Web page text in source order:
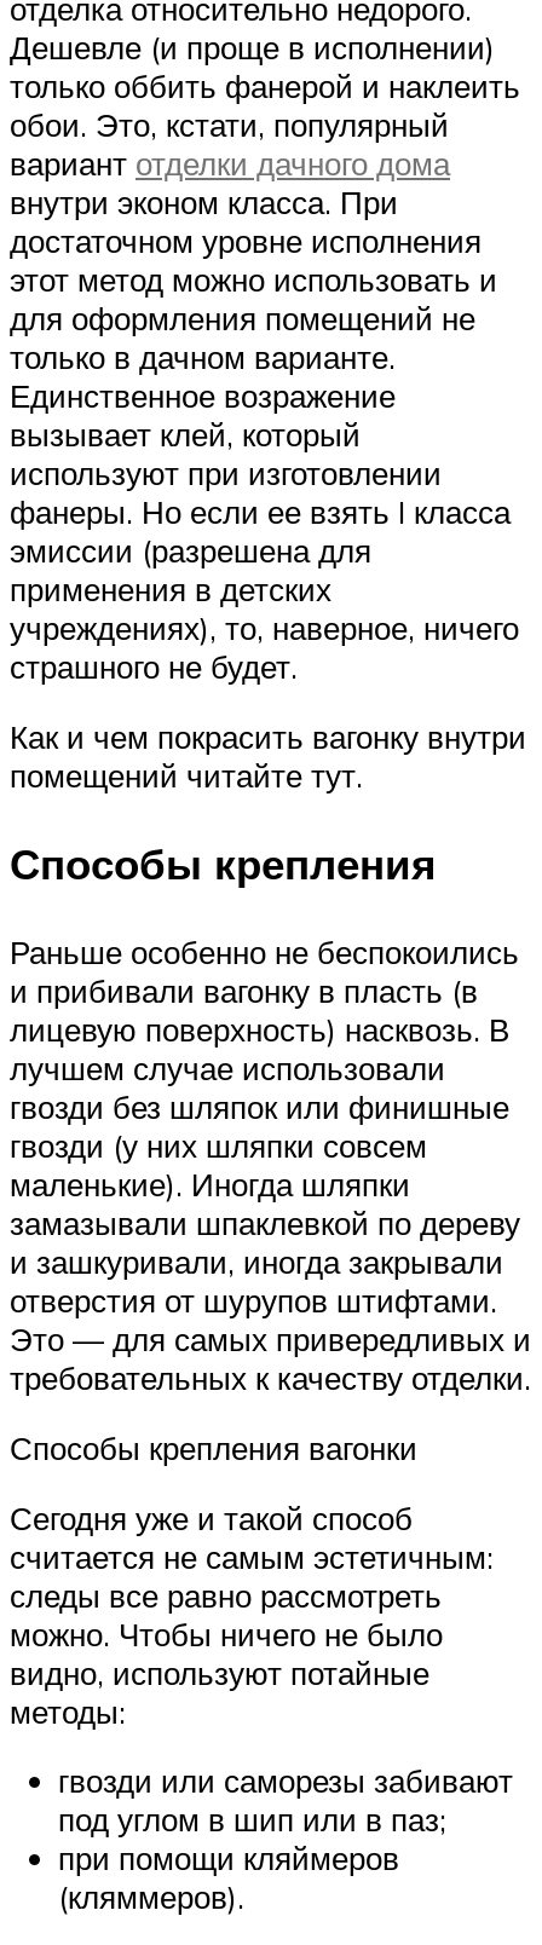
отделка относительно недорого.
Дешевле (и проще в исполнении)
только оббить фанерой и наклеить
обои. Это, кстати, популярный
вариант отделки дачного дома
внутри эконом класса. При
достаточном уровне исполнения
этот метод можно использовать и
для оформления помещений не
только в дачном варианте.
Единственное возражение
вызывает клей, который
используют при изготовлении
фанеры. Но если ее взять I класса
эмиссии (разрешена для
применения в детских
учреждениях), то, наверное, ничего
страшного не будет.
Как и чем покрасить вагонку внутри
помещений читайте тут.
Способы крепления
Раньше особенно не беспокоились
и прибивали вагонку в пласть (в
лицевую поверхность) насквозь. В
лучшем случае использовали
гвозди без шляпок или финишные
гвозди (у них шляпки совсем
маленькие). Иногда шляпки
замазывали шпаклевкой по дереву
и зашкуривали, иногда закрывали
отверстия от шурупов штифтами.
Это — для самых привередливых и
требовательных к качеству отделки.
Способы крепления вагонки
Сегодня уже и такой способ
считается не самым эстетичным:
следы все равно рассмотреть
можно. Чтобы ничего не было
видно, используют потайные
методы:
гвозди или саморезы забивают
под углом в шип или в паз;
при помощи кляймеров
(кляммеров).